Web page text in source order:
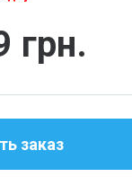
грн.
заказ